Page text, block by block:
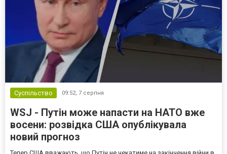
Суспільство 09:52, 7 серпня
WSJ - Путін може напасти на НАТО вже
восени: розвідка США опублікувала
новий прогноз